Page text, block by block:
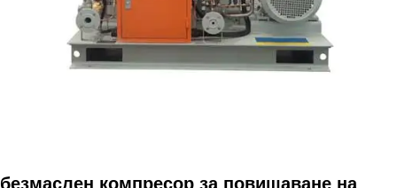
безмаслен компресор за повишаване на